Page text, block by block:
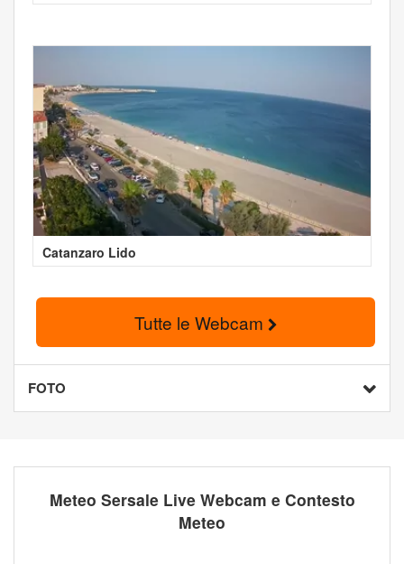
Catanzaro Lido
Tutte le Webcam
FOTO
Meteo Sersale Live Webcam e Contesto
Meteo